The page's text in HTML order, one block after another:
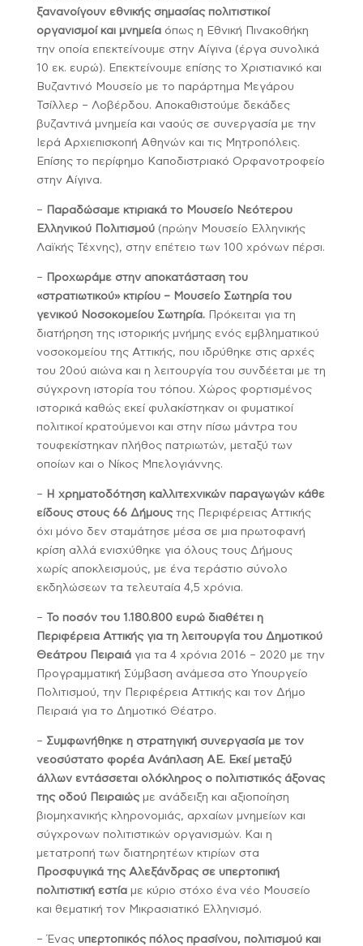
ξανανοίγουν εθνικής σημασίας πολιτιστικοί
οργανισμοί και μνημείαόπως η Εθνική Πινακοθήκη
την οποία επεκτείνουμε στην Αίγινα (έργα συνολικά
10 εκ. ευρώ). Επεκτείνουμε επίσης το Χριστιανικό και
Βυζαντινό Μουσείο με το παράρτημα Μεγάρου
Τσίλλερ – Λοβέρδου. Αποκαθιστούμε δεκάδες
βυζαντινά μνημεία και ναούς σε συνεργασία με την
Ιερά Αρχιεπισκοπή Αθηνών και τις Μητροπόλεις.
Επίσης το περίφημο Καποδιστριακό Ορφανοτροφείο
στην Αίγινα.
–
Παραδώσαμε κτιριακά το Μουσείο Νεότερου
Ελληνικού Πολιτισμού(πρώην Μουσείο Ελληνικής
Λαϊκής Τέχνης), στην επέτειο των 100 χρόνων πέρσι.
–
Προχωράμε στην αποκατάσταση του
«στρατιωτικού» κτιρίου – Μουσείο Σωτηρία του
γενικού Νοσοκομείου Σωτηρία.Πρόκειται για τη
διατήρηση της ιστορικής μνήμης ενός εμβληματικού
νοσοκομείου της Αττικής, που ιδρύθηκε στις αρχές
του 20ού αιώνα και η λειτουργία του συνδέεται με τη
σύγχρονη ιστορία του τόπου. Χώρος φορτισμένος
ιστορικά καθώς εκεί φυλακίστηκαν οι φυματικοί
πολιτικοί κρατούμενοι και στην πίσω μάντρα του
τουφεκίστηκαν πλήθος πατριωτών, μεταξύ των
οποίων και ο Νίκος Μπελογιάννης.
– Η χρηματοδότηση καλλιτεχνικών παραγωγών κάθε
είδους στους 66 Δήμουςτης Περιφέρειας Αττικής
όχι μόνο δεν σταμάτησε μέσα σε μια πρωτοφανή
κρίση αλλά ενισχύθηκε για όλους τους Δήμους
χωρίς αποκλεισμούς, με ένα τεράστιο σύνολο
εκδηλώσεων τα τελευταία 4,5 χρόνια.
–
Το ποσόν του 1.180.800 ευρώ διαθέτει η
Περιφέρεια Αττικής για τη λειτουργία του Δημοτικού
Θεάτρου Πειραιάγια τα 4 χρόνια 2016 – 2020 με την
Προγραμματική Σύμβαση ανάμεσα στο Υπουργείο
Πολιτισμού, την Περιφέρεια Αττικής και τον Δήμο
Πειραιά για το Δημοτικό Θέατρο.
– Συμφωνήθηκε η στρατηγική συνεργασία με τον
νεοσύστατο φορέα Ανάπλαση ΑΕ. Εκεί μεταξύ
άλλων εντάσσεται ολόκληρος ο πολιτιστικός άξονας
της οδού Πειραιώςμε ανάδειξη και αξιοποίηση
βιομηχανικής κληρονομιάς, αρχαίων μνημείων και
σύγχρονων πολιτιστικών οργανισμών. Και η
μετατροπή των διατηρητέων κτιρίων στα
Προσφυγικά της Αλεξάνδρας σε υπερτοπική
πολιτιστική εστία με κύριο στόχο ένα νέο Μουσείο
και θεματική τον Μικρασιατικό Ελληνισμό.
– Ένας υπερτοπικός πόλος πρασίνου, πολιτισμού και